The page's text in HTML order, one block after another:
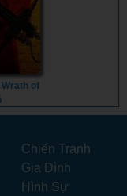
of
Chiến Tranh
Gia Đình
Hình Sự